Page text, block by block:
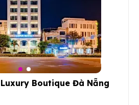
Boutique Đà Nẵng